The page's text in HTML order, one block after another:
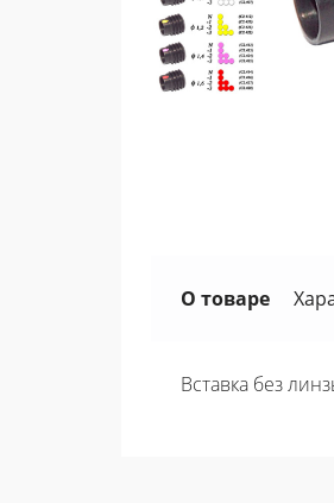
О товаре
Вставка без